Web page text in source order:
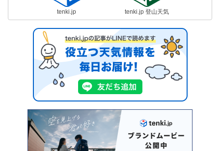
tenki.jp tenki.jp 登山天気